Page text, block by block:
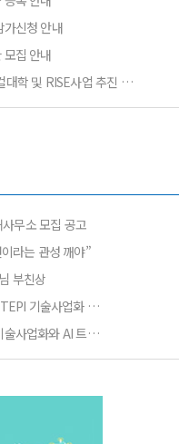
신청 안내
집 안내
[KAUTM 지부 모임] 호남권 지부-글로컬대학 및 RISE사업 추진 전략 공유를 위한 호남
무소 모집 공고
라는 관성 깨야”
부친상
[에듀플러스][2026기술이전·사업화컨퍼런스] STEPI 기술사업화 Policy Co-Lab 출범…
[에듀플러스][2026기술이전·사업화컨퍼런스] 기술사업화와 AI 트렌드 집결, 컨퍼런스